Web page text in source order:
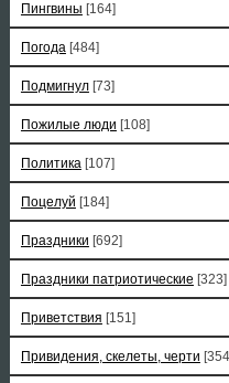
Пингвины [164]
Погода [484]
Подмигнул [73]
Пожилые люди [108]
Политика [107]
Поцелуй [184]
Праздники [692]
Праздники патриотические [323]
Приветствия [151]
Привидения, скелеты, черти